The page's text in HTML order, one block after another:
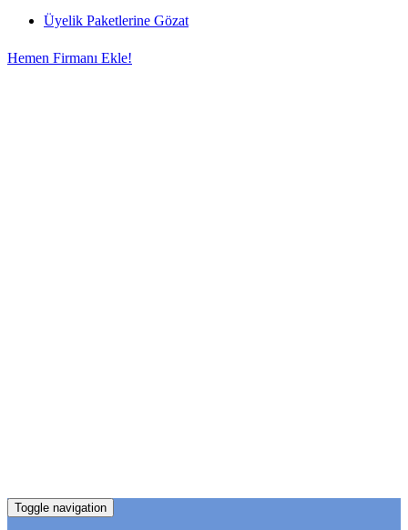
Üyelik Paketlerine Gözat
Hemen Firmanı Ekle!
Toggle navigation